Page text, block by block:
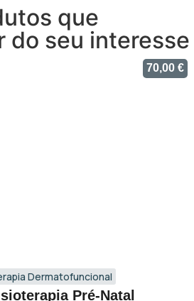
que
do seu interesse
70,00 €
Dermatofuncional
Pré-Natal